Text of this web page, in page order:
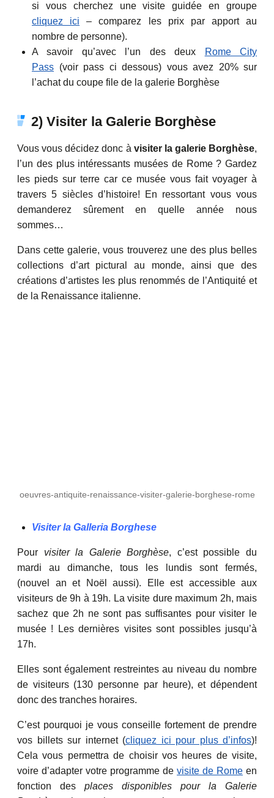
si vous cherchez une visite guidée en groupe
cliquez ici – comparez les prix par apport au
nombre de personne).
A savoir qu’avec l’un des deux
Rome City
Pass (voir pass ci dessous) vous avez 20% sur
l’achat du coupe file de la galerie Borghèse
2) Visiter la Galerie Borghèse
Vous vous décidez donc à visiter la galerie Borghèse,
l’un des plus intéressants musées de Rome ? Gardez
les pieds sur terre car ce musée vous fait voyager à
travers 5 siècles d’histoire! En ressortant vous vous
demanderez sûrement en quelle année nous
sommes…
Dans cette galerie, vous trouverez une des plus belles
collections d’art pictural au monde, ainsi que des
créations d’artistes les plus renommés de l’Antiquité et
de la Renaissance italienne.
oeuvres-antiquite-renaissance-visiter-galerie-borghese-rome
Visiter la Galleria Borghese
Pour visiter la Galerie Borghèse, c’est possible du
mardi au dimanche, tous les lundis sont fermés,
(nouvel an et Noël aussi). Elle est accessible aux
visiteurs de 9h à 19h. La visite dure maximum 2h, mais
sachez que 2h ne sont pas suffisantes pour visiter le
musée ! Les dernières visites sont possibles jusqu’à
17h.
Elles sont également restreintes au niveau du nombre
de visiteurs (130 personne par heure), et dépendent
donc des tranches horaires.
C’est pourquoi je vous conseille fortement de prendre
vos billets sur internet (cliquez ici pour plus d’infos)!
Cela vous permettra de choisir vos heures de visite,
voire d’adapter votre programme de visite de Rome en
fonction des places disponibles pour la Galerie